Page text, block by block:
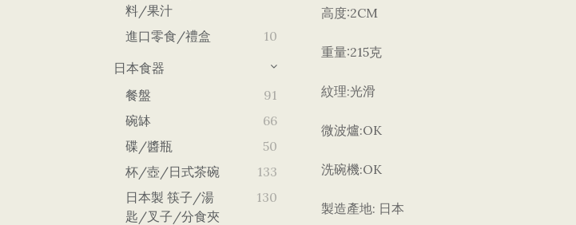
料/果汁
進口零食/禮盒
10
日本食器
餐盤
91
碗缽
66
碟/醬瓶
50
杯/壺/日式茶碗
133
日本製 筷子/湯
匙/叉子/分食夾
130
高度:2CM
重量:215克
紋理:光滑
微波爐:OK
洗碗機:OK
製造產地: 日本